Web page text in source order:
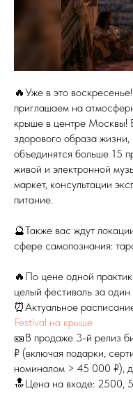
🔥Уже в это
приглашаем на
крыше в центре Москвы!
здорового образа
объединятся больше 15
живой и электронной
маркет, консультации
питание.
🔮Также вас ждут
сфере самопознания:
🔥По цене одной
целый фестиваль за один
⏰Актуальное
Festival на крыше
🎫В продаже 3-й релиз
₽ (включая подарки,
номиналом > 45 000 ₽),
🔝Цена на входе: 2500,